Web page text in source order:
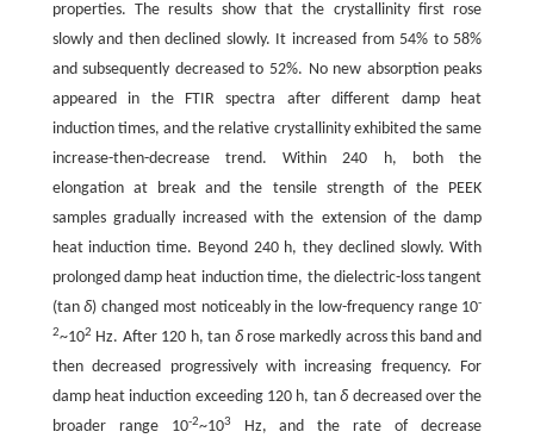
properties. The results show that the crystallinity first rose
slowly and then declined slowly. It increased from 54% to 58%
and subsequently decreased to 52%. No new absorption peaks
appeared in the FTIR spectra after different damp heat
induction times, and the relative crystallinity exhibited the same
increase-then-decrease trend. Within 240 h, both the
elongation at break and the tensile strength of the PEEK
samples gradually increased with the extension of the damp
heat induction time. Beyond 240 h, they declined slowly. With
prolonged damp heat induction time, the dielectric-loss tangent
(tanδ) changed most noticeably in the low-frequency range 10-
2~102 Hz. After 120 h, tan δrose markedly across this band and
then decreased progressively with increasing frequency. For
damp heat induction exceeding 120 h, tanδ decreased over the
broader range 10-2~103
Hz, and the rate of decrease